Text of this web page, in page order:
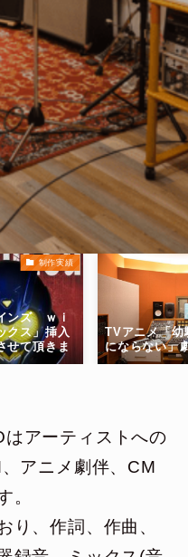
制作実績
ンズ ｗｉ
クス」挿入
せて頂きま
TVアニメ「幼
にならない」
アーティストへの
アニメ劇伴、CM
。
り、作詞、作曲、